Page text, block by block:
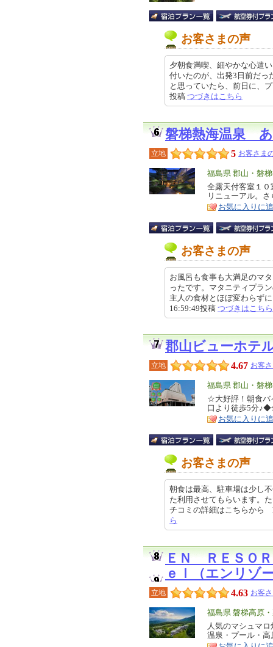
お客さまの声
夕朝食満喫、細やかな心遣
付いたのが、出発3日前だっ
と思っていたら、前日に、
投稿 つづきはこちら
磐梯熱海温泉
立地 5 お客さま
エ
リ
ア
福島県 郡山・磐
特
徴
全露天付客室１
リニューアル。
お気に入りに
お客さまの声
お風呂も食事も大満足のマ
ったです。マタニティプラ
主人の食材とほぼ変わらず
16:59:49投稿 つづきはこちら
郡山ビューホテ
立地 4.67 お客
エ
リ
ア
福島県 郡山・磐
特
徴
☆大好評！朝食バ
口より徒歩5分
お気に入りに
お客さまの声
朝食は最高、駐車場は少し
た利用させてもらいます。
チコミの詳細はこちらか
ら
ＥＮ ＲＥＳＯ
ｅｌ（エンリゾ
立地 4.63 お客
エ
リ
ア
福島県 磐梯高原
特
徴
人気のマシュマ
温泉・プール・高